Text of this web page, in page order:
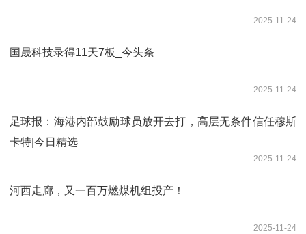
2025-11-24
国晟科技录得11天7板_今头条
2025-11-24
足球报：海港内部鼓励球员放开去打，高层无条件信任穆斯
卡特|今日精选
2025-11-24
河西走廊，又一百万燃煤机组投产！
2025-11-24